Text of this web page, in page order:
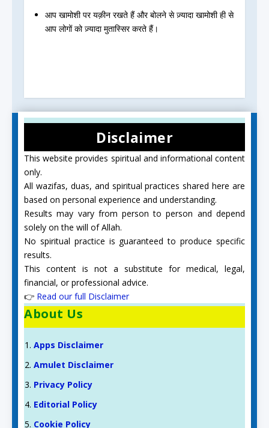
आप खामोशी पर यक़ीन रखते हैं और बोलने से ज़्यादा खामोशी ही से
आप लोगों को ज़्यादा मुतास्सिर करते हैं।
Disclaimer
This website provides spiritual and informational content
only.
All wazifas, duas, and spiritual practices shared here are
based on personal experience and understanding.
Results may vary from person to person and depend
solely on the will of Allah.
No spiritual practice is guaranteed to produce specific
results.
This content is not a substitute for medical, legal,
financial, or professional advice.
👉 Read our full Disclaimer
About Us
Apps Disclaimer
Amulet Disclaimer
Privacy Policy
Editorial Policy
Cookie Policy